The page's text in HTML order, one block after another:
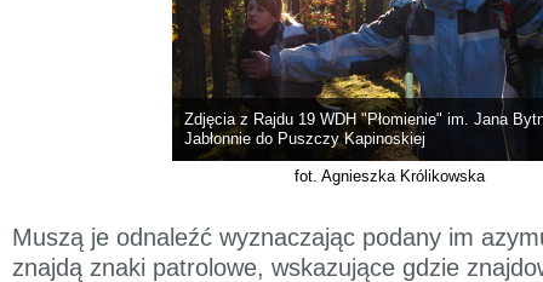
Zdjęcia z Rajdu 19 WDH "Płomienie" im. Jana
Jabłonnie do Puszczy Kapinoskiej
fot. Agnieszka Królikowska
Muszą je odnaleźć wyznaczając podany im
znajdą znaki patrolowe, wskazujące gdzie